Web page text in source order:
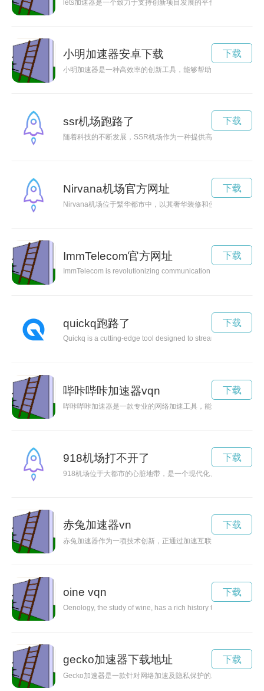
lets加速器是一个致力于支持创新项目发展的平台，通过提供资
小明加速器安卓下载
小明加速器是一种高效率的创新工具，能够帮助使用者提高工作
下载
ssr机场跑路了
随着科技的不断发展，SSR机场作为一种提供高速、安全网络
下载
Nirvana机场官方网址
Nirvana机场位于繁华都市中，以其奢华装修和便利设施而闻
下载
ImmTelecom官方网址
ImmTelecom is revolutionizing communication processes
下载
quickq跑路了
Quickq is a cutting-edge tool designed to streamline the
下载
哔咔哔咔加速器vqn
哔咔哔咔加速器是一款专业的网络加速工具，能够有效提升网
下载
918机场打不开了
918机场位于大都市的心脏地带，是一个现代化、高效率的航
下载
赤兔加速器vn
赤兔加速器作为一项技术创新，正通过加速互联网世界的发展
下载
oine vqn
Oenology, the study of wine, has a rich history that dates
下载
gecko加速器下载地址
Gecko加速器是一款针对网络加速及隐私保护的工具，能够帮
下载